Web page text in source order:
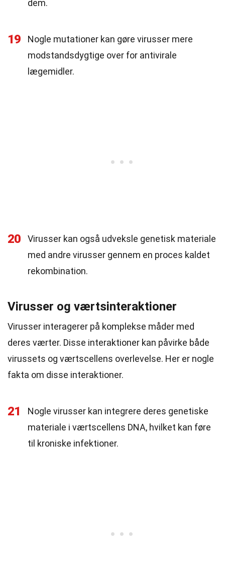
dem.
19
Nogle mutationer kan gøre virusser mere
modstandsdygtige over for antivirale
lægemidler.
20
Virusser kan også udveksle genetisk materiale
med andre virusser gennem en proces kaldet
rekombination.
Virusser og værtsinteraktioner
Virusser interagerer på komplekse måder med
deres værter. Disse interaktioner kan påvirke både
virussets og værtscellens overlevelse. Her er nogle
fakta om disse interaktioner.
21
Nogle virusser kan integrere deres genetiske
materiale i værtscellens DNA, hvilket kan føre
til kroniske infektioner.